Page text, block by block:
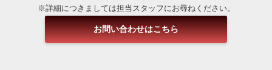
※詳細につきましては担当スタッフにお尋ねください。
お問い合わせはこちら